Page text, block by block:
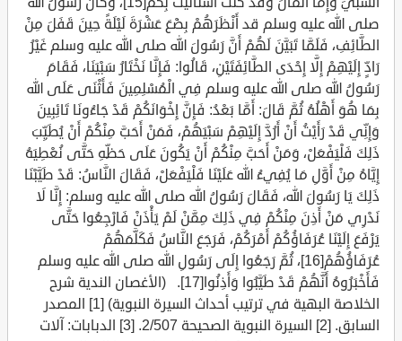
صلى الله عليه وسلم قد أَنْظَرَهُمْ بِضْعَ عَشْرَةَ لَيْلَةً حِينَ قَفَلَ مِنْ
الطَّائِفِ، فَلَمَّا تَبَيَّنَ لَهُمْ أَنَّ رَسُولَ الله صلى الله عليه وسلم غَيْرُ
رَادٍّ إِلَيْهِمْ إِلَّا إِحْدَى الطَّائِفَتَيْنِ، قَالُوا: فَإِنَّا نَخْتَارُ سَبْيَنَا، فَقَامَ
رَسُولُ الله صلى الله عليه وسلم فِي الْمُسْلِمِينَ فَأَثْنَى عَلَى الله
بِمَا هُوَ أَهْلُهُ ثُمَّ قَالَ: أَمَّا بَعْدُ: فَإِنَّ إِخْوَانَكُمْ قَدْ جَاءُونَا تَائِبِينَ
وَإِنِّي قَدْ رَأَيْتُ أَنْ أَرُدَّ إِلَيْهِمْ سَبْيَهُمْ، فَمَنْ أَحَبَّ مِنْكُمْ أَنْ يُطَيِّبَ
ذَلِكَ فَلْيَفْعَلْ، وَمَنْ أَحَبَّ مِنْكُمْ أَنْ يَكُونَ عَلَى حَظِّهِ حَتَّى نُعْطِيَهُ
إِيَّاهُ مِنْ أَوَّلِ مَا يُفِيءُ الله عَلَيْنَا فَلْيَفْعَلْ، فَقَالَ النَّاسُ: قَدْ طَيَّبْنَا
ذَلِكَ يَا رَسُولَ الله، فَقَالَ رَسُولُ الله صلى الله عليه وسلم: إِنَّا لَا
نَدْرِي مَنْ أَذِنَ مِنْكُمْ فِي ذَلِكَ مِمَّنْ لَمْ يَأْذَنْ فَارْجِعُوا حَتَّى
يَرْفَعَ إِلَيْنَا عُرَفَاؤُكُمْ أَمْرَكُمْ، فَرَجَعَ النَّاسُ فَكَلَّمَهُمْ
عُرَفَاؤُهُمْ[16]، ثُمَّ رَجَعُوا إِلَى رَسُولِ الله صلى الله عليه وسلم
فَأَخْبَرُوهُ أَنَّهُمْ قَدْ طَيَّبُوا وَأَذِنُوا[17]. (الأغصان الندية شرح
الخلاصة البهية في ترتيب أحداث السيرة النبوية) [1] المصدر
السابق. [2] السيرة النبوية الصحيحة 2/507. [3] الدبابات: آلات